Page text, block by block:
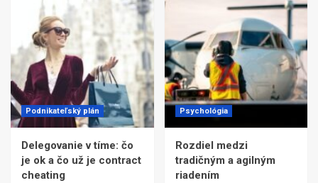
Podnikateľský plán
Delegovanie v tíme: čo
je ok a čo už je contract
cheating
Psychológia
Rozdiel medzi
tradičným a agilným
riadením